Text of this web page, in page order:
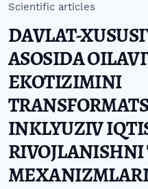
Scientific articles
DAVLAT-
ASOSIDA
EKOTIZIMINI
INKLYUZIV
RIVOJLANISHNI